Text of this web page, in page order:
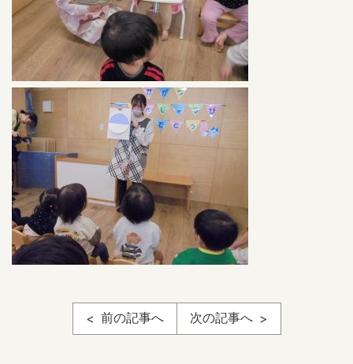
前の記事へ 次の記事へ